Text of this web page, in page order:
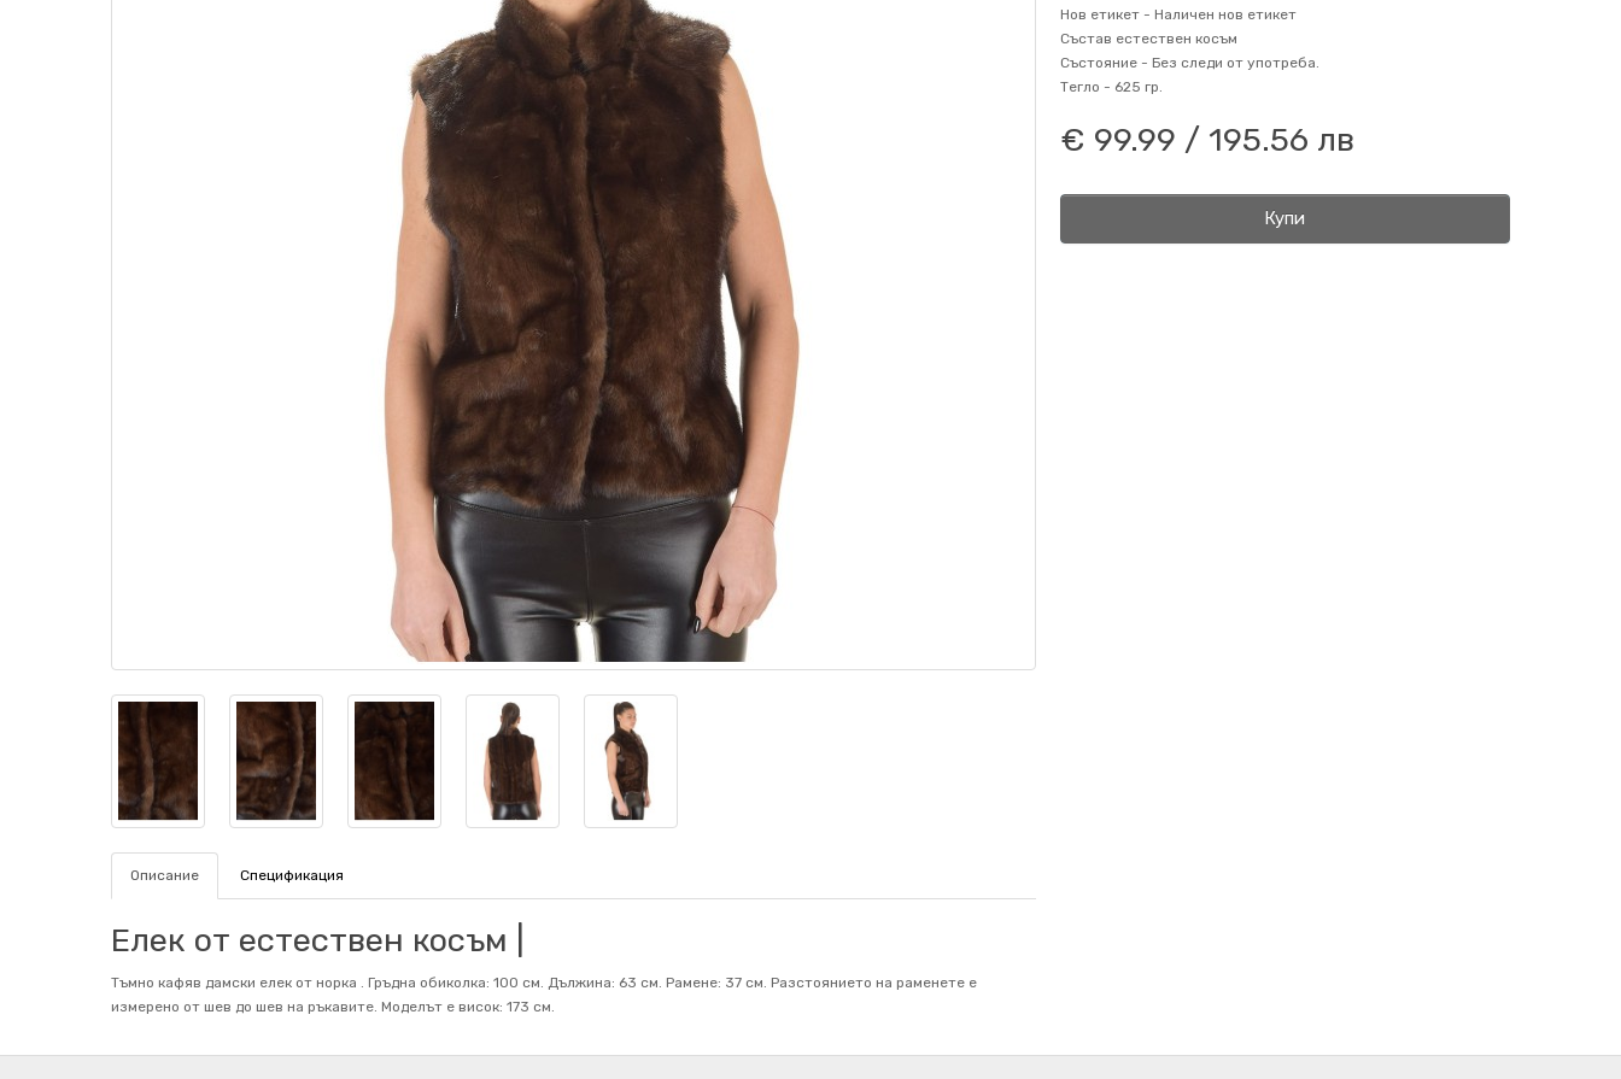
Описание Спецификация
Елек от естествен косъм |
Тъмно кафяв дамски елек от норка . Гръдна обиколка: 100 см. Дължина: 63 см. Рамене: 37 см. Разстоянието на раменете е
измерено от шев до шев на ръкавите. Mоделът е висок: 173 см.
Нов етикет - Наличен нов етикет
Състав естествен косъм
Състояние - Без следи от употреба.
Тегло - 625 гр.
€ 99.99 / 195.56 лв
Купи